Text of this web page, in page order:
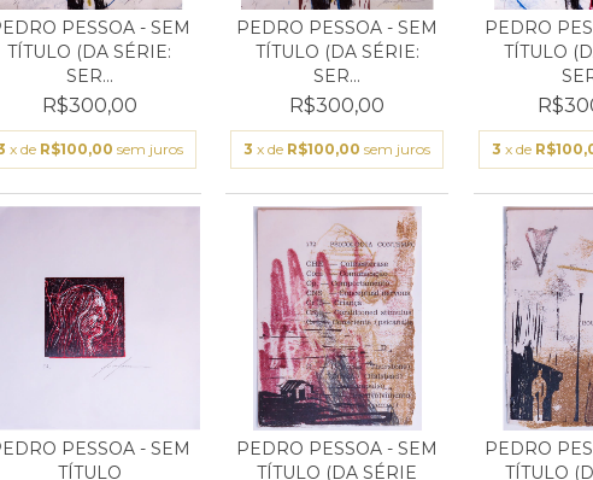
PESSOA - SEM
TÍTULO (DA SÉRIE:
SER...
R$300,00
x de R$100,00 sem juros
PEDRO PESSOA - SEM
TÍTULO (DA SÉRIE:
SER...
R$300,00
3 x de R$100,00 sem juros
PEDRO
TÍTULO
3 x de
PESSOA - SEM
TÍTULO
PEDRO PESSOA - SEM
TÍTULO (DA SÉRIE
PEDRO
TÍTULO